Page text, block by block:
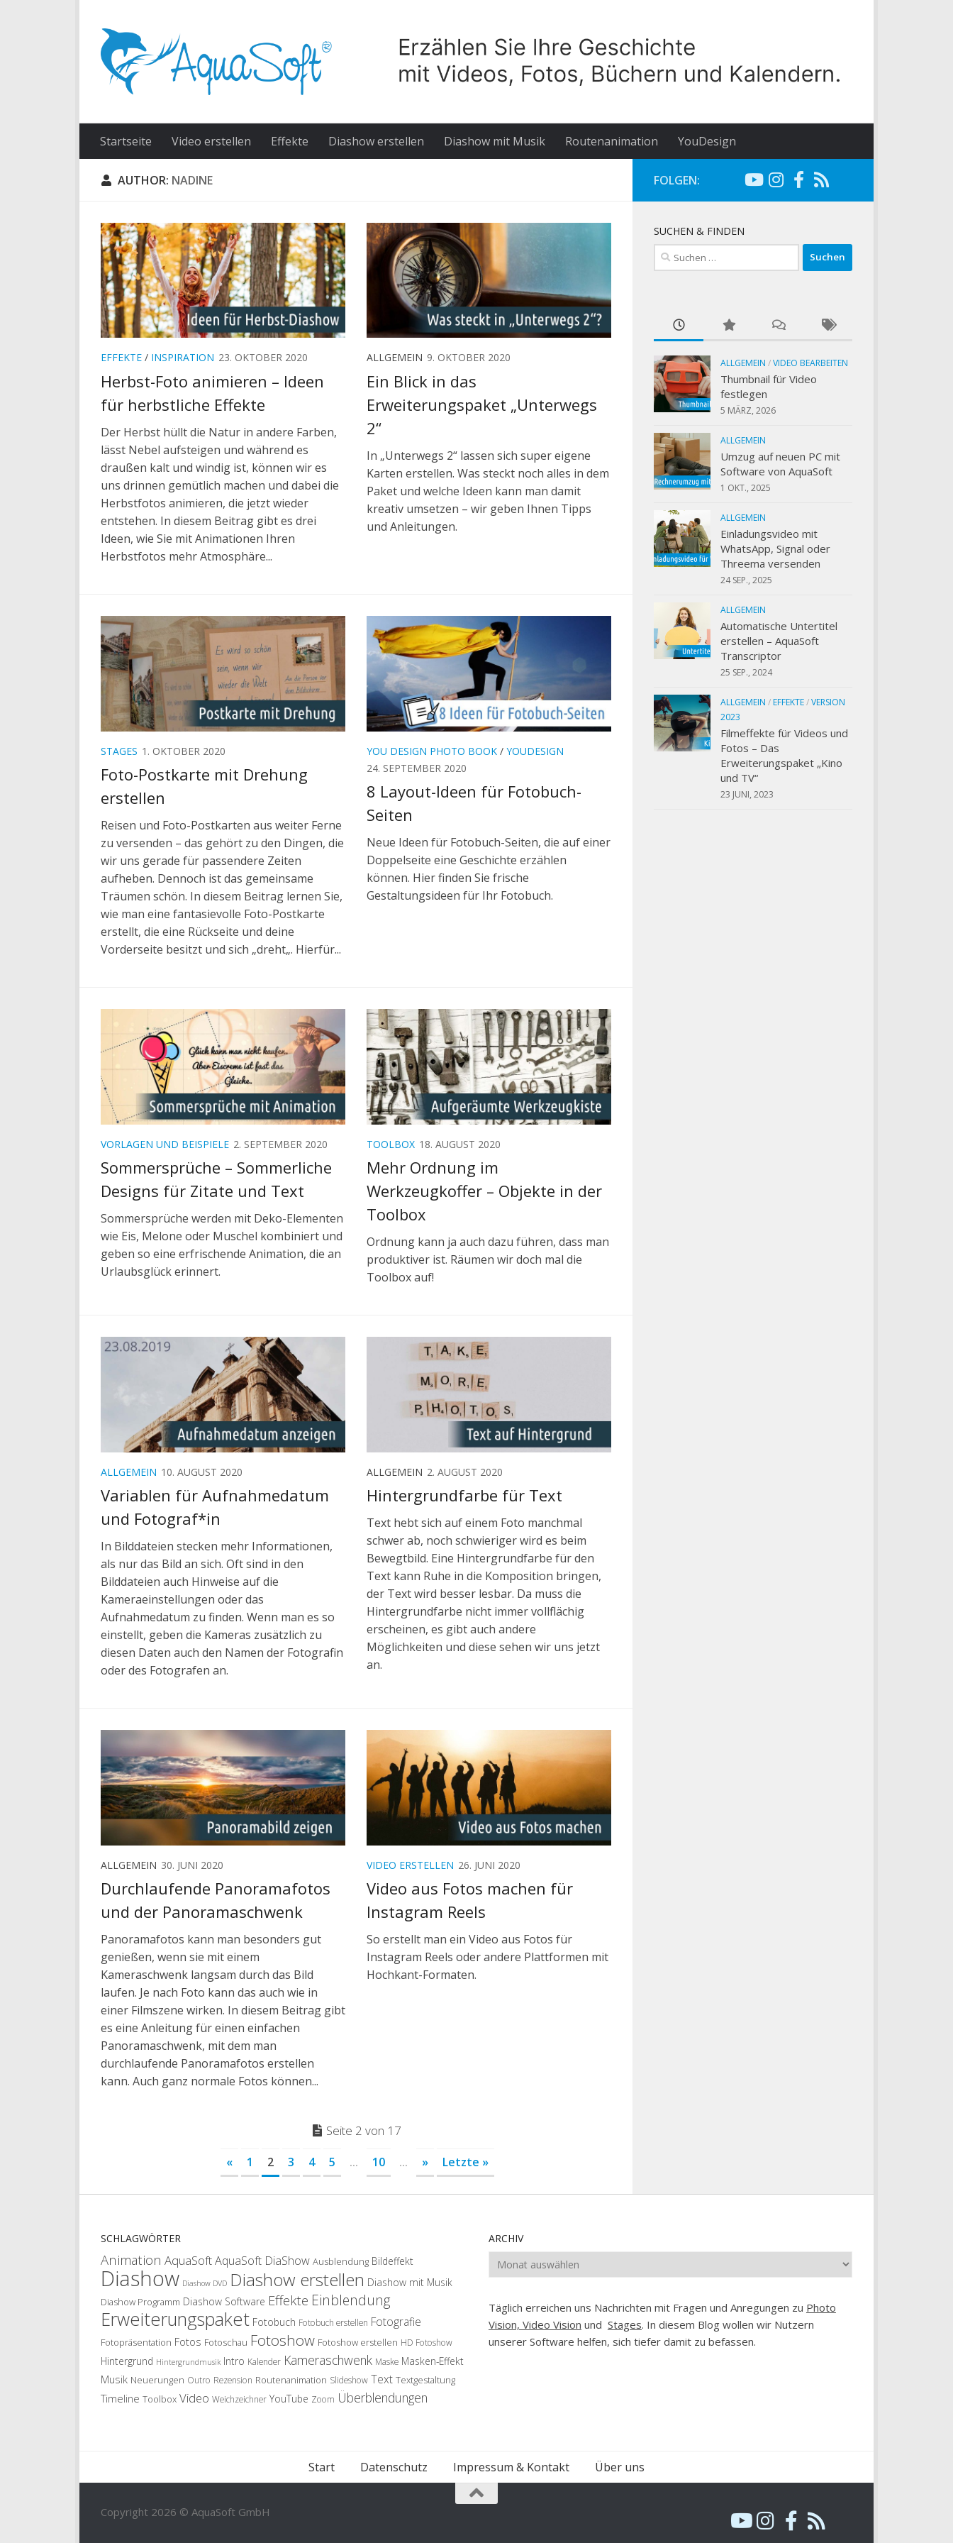
Startseite Video erstellen Effekte Diashow erstellen Diashow mit Musik Routenanimation YouDesign
AUTHOR: NADINE
EFFEKTE / INSPIRATION 23. OKTOBER 2020
Herbst-Foto animieren – Ideen
für herbstliche Effekte
Der Herbst hüllt die Natur in andere Farben,
lässt Nebel aufsteigen und während es
draußen kalt und windig ist, können wir es
uns drinnen gemütlich machen und dabei die
Herbstfotos animieren, die jetzt wieder
entstehen. In diesem Beitrag gibt es drei
Ideen, wie Sie mit Animationen Ihren
Herbstfotos mehr Atmosphäre...
ALLGEMEIN 9. OKTOBER 2020
Ein Blick in das
Erweiterungspaket „Unterwegs
2“
In „Unterwegs 2“ lassen sich super eigene
Karten erstellen. Was steckt noch alles in dem
Paket und welche Ideen kann man damit
kreativ umsetzen – wir geben Ihnen Tipps
und Anleitungen.
STAGES 1. OKTOBER 2020
Foto-Postkarte mit Drehung
erstellen
Reisen und Foto-Postkarten aus weiter Ferne
zu versenden – das gehört zu den Dingen, die
wir uns gerade für passendere Zeiten
aufheben. Dennoch ist das gemeinsame
Träumen schön. In diesem Beitrag lernen Sie,
wie man eine fantasievolle Foto-Postkarte
erstellt, die eine Rückseite und deine
Vorderseite besitzt und sich „dreht„. Hierfür...
YOU DESIGN PHOTO BOOK / YOUDESIGN
24. SEPTEMBER 2020
8 Layout-Ideen für Fotobuch-
Seiten
Neue Ideen für Fotobuch-Seiten, die auf einer
Doppelseite eine Geschichte erzählen
können. Hier finden Sie frische
Gestaltungsideen für Ihr Fotobuch.
VORLAGEN UND BEISPIELE 2. SEPTEMBER 2020
Sommersprüche – Sommerliche
Designs für Zitate und Text
Sommersprüche werden mit Deko-Elementen
wie Eis, Melone oder Muschel kombiniert und
geben so eine erfrischende Animation, die an
Urlaubsglück erinnert.
TOOLBOX 18. AUGUST 2020
Mehr Ordnung im
Werkzeugkoffer – Objekte in der
Toolbox
Ordnung kann ja auch dazu führen, dass man
produktiver ist. Räumen wir doch mal die
Toolbox auf!
ALLGEMEIN 10. AUGUST 2020
Variablen für Aufnahmedatum
und Fotograf*in
In Bilddateien stecken mehr Informationen,
als nur das Bild an sich. Oft sind in den
Bilddateien auch Hinweise auf die
Kameraeinstellungen oder das
Aufnahmedatum zu finden. Wenn man es so
einstellt, geben die Kameras zusätzlich zu
diesen Daten auch den Namen der Fotografin
oder des Fotografen an.
ALLGEMEIN 2. AUGUST 2020
Hintergrundfarbe für Text
Text hebt sich auf einem Foto manchmal
schwer ab, noch schwieriger wird es beim
Bewegtbild. Eine Hintergrundfarbe für den
Text kann Ruhe in die Komposition bringen,
der Text wird besser lesbar. Da muss die
Hintergrundfarbe nicht immer vollflächig
erscheinen, es gibt auch andere
Möglichkeiten und diese sehen wir uns jetzt
an.
ALLGEMEIN 30. JUNI 2020
Durchlaufende Panoramafotos
und der Panoramaschwenk
Panoramafotos kann man besonders gut
genießen, wenn sie mit einem
Kameraschwenk langsam durch das Bild
laufen. Je nach Foto kann das auch wie in
einer Filmszene wirken. In diesem Beitrag gibt
es eine Anleitung für einen einfachen
Panoramaschwenk, mit dem man
durchlaufende Panoramafotos erstellen
kann. Auch ganz normale Fotos können...
VIDEO ERSTELLEN 26. JUNI 2020
Video aus Fotos machen für
Instagram Reels
So erstellt man ein Video aus Fotos für
Instagram Reels oder andere Plattformen mit
Hochkant-Formaten.
Seite 2 von 17
« 1 2 3 4 5 ... 10 ... » Letzte »
FOLGEN:
SUCHEN & FINDEN
Suchen
nach:
ALLGEMEIN /VIDEO BEARBEITEN
Thumbnail für Video
festlegen
5 MÄRZ, 2026
ALLGEMEIN
Umzug auf neuen PC mit
Software von AquaSoft
1 OKT., 2025
ALLGEMEIN
Einladungsvideo mit
WhatsApp, Signal oder
Threema versenden
24 SEP., 2025
ALLGEMEIN
Automatische Untertitel
erstellen – AquaSoft
Transcriptor
25 SEP., 2024
ALLGEMEIN / EFFEKTE/VERSION
2023
Filmeffekte für Videos und
Fotos – Das
Erweiterungspaket „Kino
und TV“
23 JUNI, 2023
SCHLAGWÖRTER
Animation AquaSoftAquaSoft DiaShow Ausblendung Bildeffekt
Diashow Diashow DVD Diashow erstellen Diashow mit Musik
Diashow Programm Diashow Software Effekte Einblendung
Erweiterungspaket Fotobuch Fotobuch erstellen Fotografie
Fotopräsentation Fotos Fotoschau Fotoshow Fotoshow erstellen HD Fotoshow
Hintergrund Hintergrundmusik Intro Kalender Kameraschwenk Maske Masken-Effekt
Musik Neuerungen Outro Rezension Routenanimation Slideshow Text Textgestaltung
Timeline Toolbox Video Weichzeichner YouTube Zoom Überblendungen
ARCHIV
Archiv
Täglich erreichen uns Nachrichten mit Fragen und Anregungen zu Photo
Vision, Video Vision und Stages. In diesem Blog wollen wir Nutzern
unserer Software helfen, sich tiefer damit zu befassen.
Start Datenschutz Impressum & Kontakt Über uns
Copyright 2026 © AquaSoft GmbH